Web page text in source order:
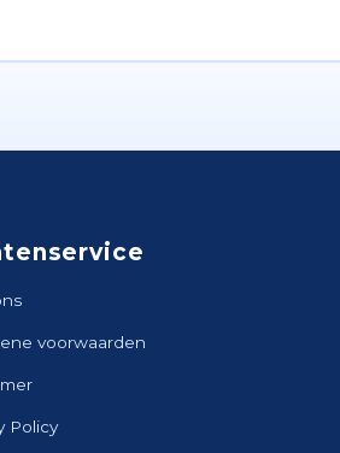
voorwaarden
Policy